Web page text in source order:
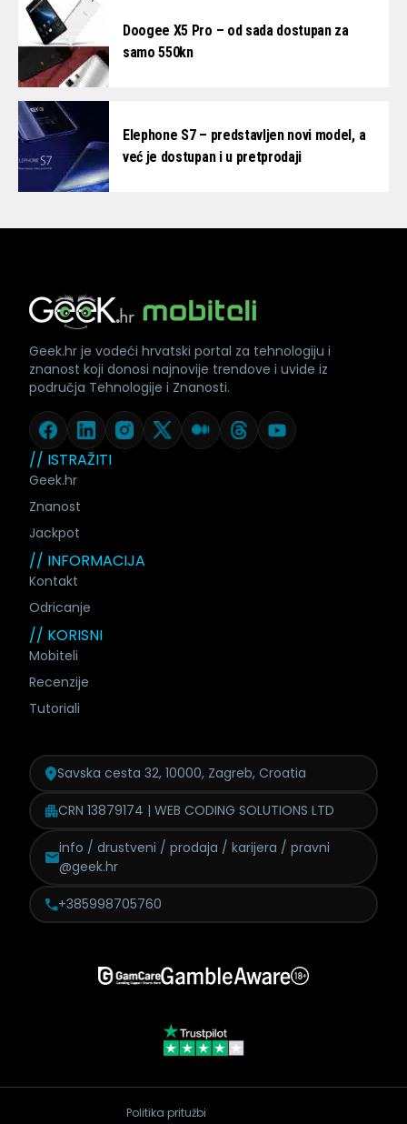
Doogee X5 Pro – od sada dostupan za
samo 550kn
Elephone S7 – predstavljen novi model, a
već je dostupan i u pretprodaji
// ISTRAŽITI
Geek.hr
Znanost
Jackpot
// INFORMACIJA
Kontakt
Odricanje
// KORISNI
Mobiteli
Recenzije
Tutoriali
Geek.hr je vodeći hrvatski portal za tehnologiju i
znanost koji donosi najnovije trendove i uvide iz
područja Tehnologije i Znanosti.
Savska cesta 32, 10000, Zagreb, Croatia
CRN 13879174 | WEB CODING SOLUTIONS LTD
info / drustveni / prodaja / karijera / pravni
@geek.hr
+385998705760
Politika pritužbi